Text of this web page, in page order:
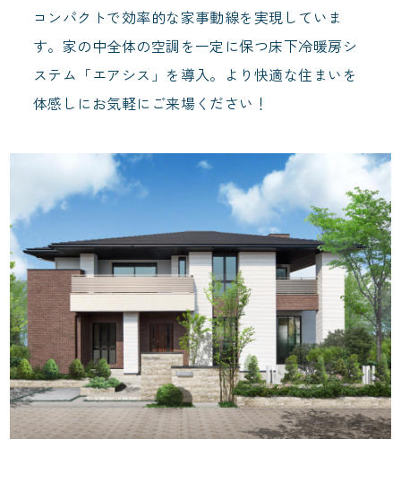
コンパクトで効率的な家事動線を実現していま
す。家の中全体の空調を一定に保つ床下冷暖房シ
ステム「エアシス」 を導入。より快適な住まいを
体感しにお気軽にご来場ください！